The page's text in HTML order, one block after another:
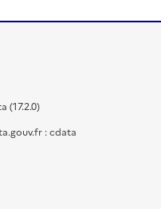
(17.2.0)
: cdata